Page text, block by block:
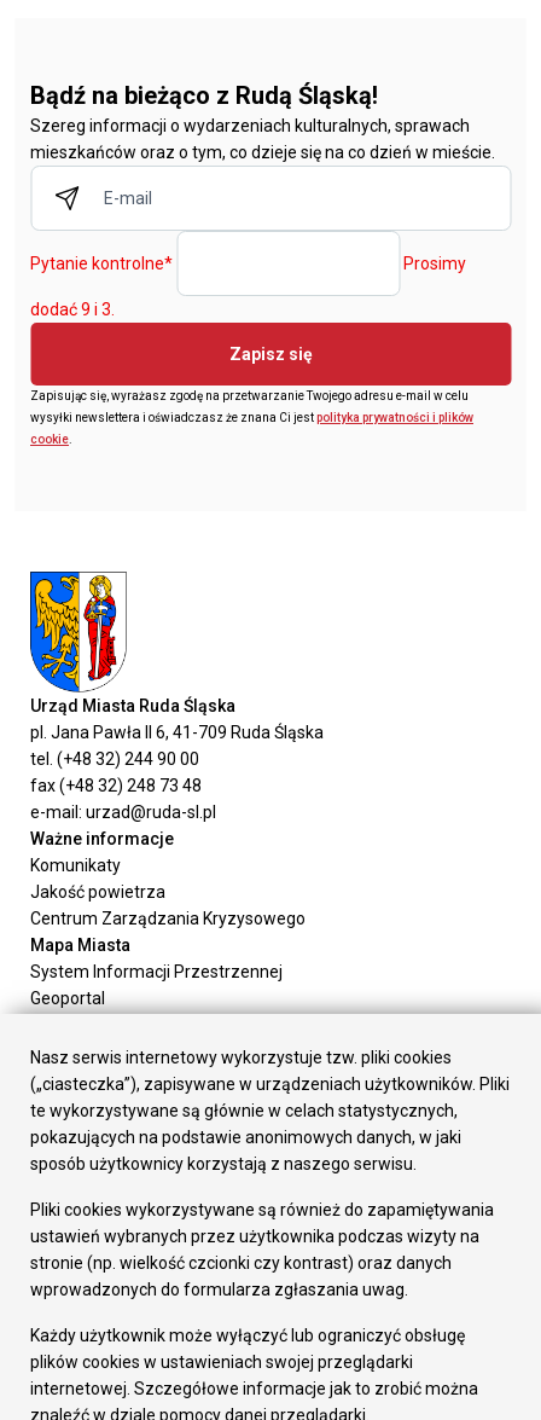
Bądź na bieżąco z Rudą Śląską!
Szereg informacji o wydarzeniach kulturalnych, sprawach
mieszkańców oraz o tym, co dzieje się na co dzień w mieście.
Pytanie kontrolne* Prosimy
dodać 9 i 3.
Zapisz się
Zapisując się, wyrażasz zgodę na przetwarzanie Twojego adresu e-mail w celu
wysyłki newslettera i oświadczasz że znana Ci jestpolityka prywatności i plików
cookie
Urząd Miasta Ruda Śląska
pl. Jana Pawła II 6, 41-709 Ruda Śląska
tel. (+48 32) 244 90 00
fax (+48 32) 248 73 48
e-mail: urzad@ruda-sl.pl
Ważne informacje
Komunikaty
Jakość powietrza
Centrum Zarządzania Kryzysowego
Mapa Miasta
System Informacji Przestrzennej
Geoportal
Załatw sprawę
Prezydent Miasta
Rada Miasta
Wydziały
Elektroniczna Skrzynka Podawcza
Gospodarka
Fundusze europejskie
Środki krajowe
Oferty inwestycyjne
Pozostałe
Deklaracja dostępności
Dane osobowe
Nasz serwis internetowy wykorzystuje tzw. pliki cookies
(„ciasteczka”), zapisywane w urządzeniach użytkowników. Pliki
te wykorzystywane są głównie w celach statystycznych,
pokazujących na podstawie anonimowych danych, w jaki
sposób użytkownicy korzystają z naszego serwisu.
Pliki cookies wykorzystywane są również do zapamiętywania
ustawień wybranych przez użytkownika podczas wizyty na
stronie (np. wielkość czcionki czy kontrast) oraz danych
wprowadzonych do formularza zgłaszania uwag.
Każdy użytkownik może wyłączyć lub ograniczyć obsługę
plików cookies w ustawieniach swojej przeglądarki
internetowej. Szczegółowe informacje jak to zrobić można
znaleźć w dziale pomocy danej przeglądarki.